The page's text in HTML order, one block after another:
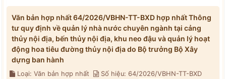
Văn bản hợp nhất 64/2026/VBHN-TT-BXD hợp nhất Thông
tư quy định về quản lý nhà nước chuyên ngành tại cảng
thủy nội địa, bến thủy nội địa, khu neo đậu và quản lý hoạt
động hoa tiêu đường thủy nội địa do Bộ trưởng Bộ Xây
dựng ban hành
Loại: Văn bản hợp nhất
Số hiệu: 64/2026/VBHN-TT-BXD